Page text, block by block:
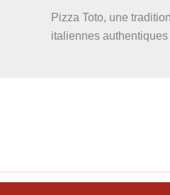
Pizza Toto, une
italiennes